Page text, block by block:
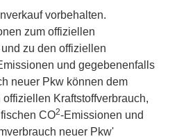
vorbehalten.
zum offiziellen
zu den offiziellen
und gegebenenfalls
neuer Pkw können dem
Kraftstoffverbrauch,
CO2-Emissionen und
neuer Pkw'